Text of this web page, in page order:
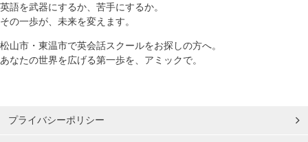
英語を武器にするか、苦手にするか。
その一歩が、未来を変えます。
松山市・東温市で英会話スクールをお探しの方へ。
あなたの世界を広げる第一歩を、アミックで。
プライバシーポリシー